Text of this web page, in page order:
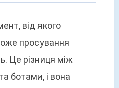
від якого
просування
Це різниця між
ботами, і вона